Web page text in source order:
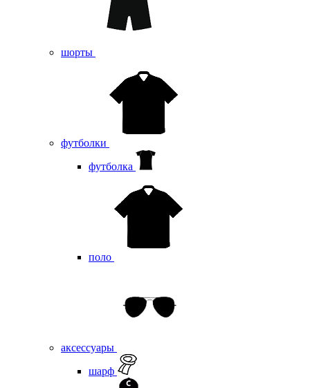
шорты
футболки
футболка
поло
аксессуары
шарф